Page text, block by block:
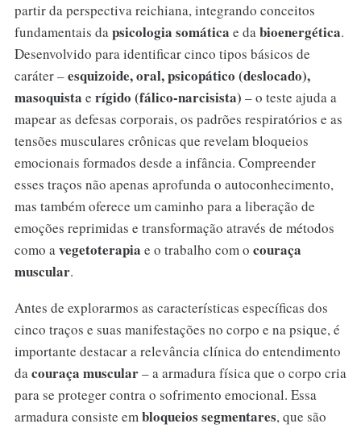
partir da perspectiva reichiana, integrando conceitos
fundamentais dapsicologia somática e dabioenergética.
Desenvolvido para identificar cinco tipos básicos de
caráter –esquizoide, oral, psicopático (deslocado),
masoquista e rígido (fálico-narcisista) – o teste ajuda a
mapear as defesas corporais, os padrões respiratórios e as
tensões musculares crônicas que revelam bloqueios
emocionais formados desde a infância. Compreender
esses traços não apenas aprofunda o autoconhecimento,
mas também oferece um caminho para a liberação de
emoções reprimidas e transformação através de métodos
como avegetoterapia e o trabalho com o couraça
muscular.
Antes de explorarmos as características específicas dos
cinco traços e suas manifestações no corpo e na psique, é
importante destacar a relevância clínica do entendimento
dacouraça muscular– a armadura física que o corpo cria
para se proteger contra o sofrimento emocional. Essa
armadura consiste embloqueios segmentares, que são